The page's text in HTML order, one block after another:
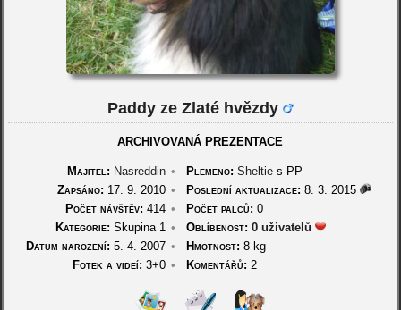
Paddy ze Zlaté hvězdy
ARCHIVOVANÁ PREZENTACE
Majitel: Nasreddin • Plemeno: Sheltie s PP
Zapsáno: 17. 9. 2010 • Poslední aktualizace: 8. 3. 2015
Počet návštěv: 414 • Počet palců: 0
Kategorie: Skupina 1 • Oblíbenost: 0 uživatelů
Datum narození: 5. 4. 2007 • Hmotnost: 8 kg
Fotek a videí: 3+0 • Komentářů: 2